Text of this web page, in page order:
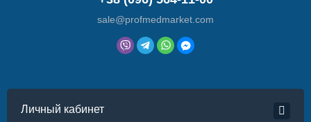
sale@profmedmarket.com
Личный кабинет